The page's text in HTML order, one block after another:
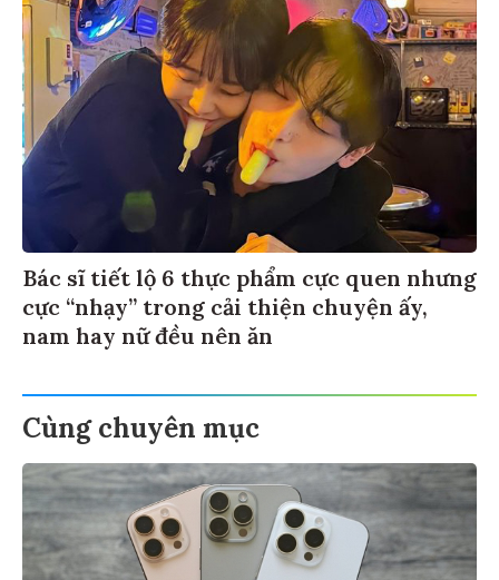
Bác sĩ tiết lộ 6 thực phẩm cực quen nhưng
cực “nhạy” trong cải thiện chuyện ấy,
nam hay nữ đều nên ăn
Cùng chuyên mục